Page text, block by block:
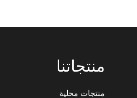
منتجاتنا
منتجات محلية